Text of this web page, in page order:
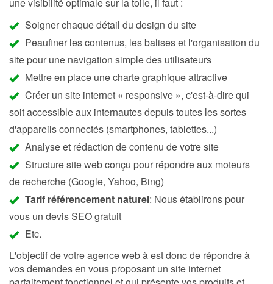
une visibilité optimale sur la toile, il faut :
Soigner chaque détail du design du site
Peaufiner les contenus, les balises et l'organisation du
site pour une navigation simple des utilisateurs
Mettre en place une charte graphique attractive
Créer un site internet « responsive », c'est-à-dire qui
soit accessible aux internautes depuis toutes les sortes
d'appareils connectés (smartphones, tablettes...)
Analyse et rédaction de contenu de votre site
Structure site web conçu pour répondre aux moteurs
de recherche (Google, Yahoo, Bing)
Tarif référencement naturel: Nous établirons pour
vous un devis SEO gratuit
Etc.
L'objectif de votre agence web à est donc de répondre à
vos demandes en vous proposant un site internet